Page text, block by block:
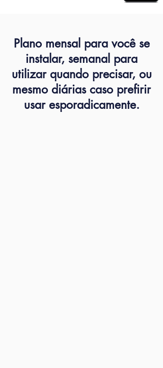
Plano mensal para você se
instalar, semanal para
utilizar quando precisar, ou
mesmo diárias caso prefirir
usar esporadicamente.